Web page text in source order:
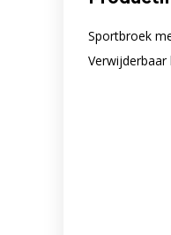
Sportbroek
Verwijderbaar